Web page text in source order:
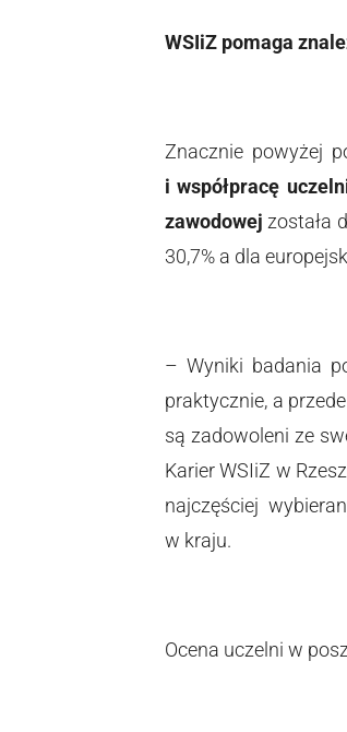
WSIiZ pomaga
Znacznie powyżej
i współpracę
zawodowej została
30,7% a dla
– Wyniki badania
praktycznie, a
są zadowoleni ze
Karier WSIiZ w
najczęściej
w kraju.
Ocena uczelni w